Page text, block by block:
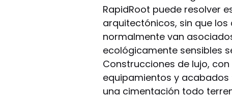
RapidRoot puede resolver
arquitectónicos, sin que los
normalmente van
ecológicamente sensibles
Construcciones de lujo,
equipamientos y
una cimentación todo